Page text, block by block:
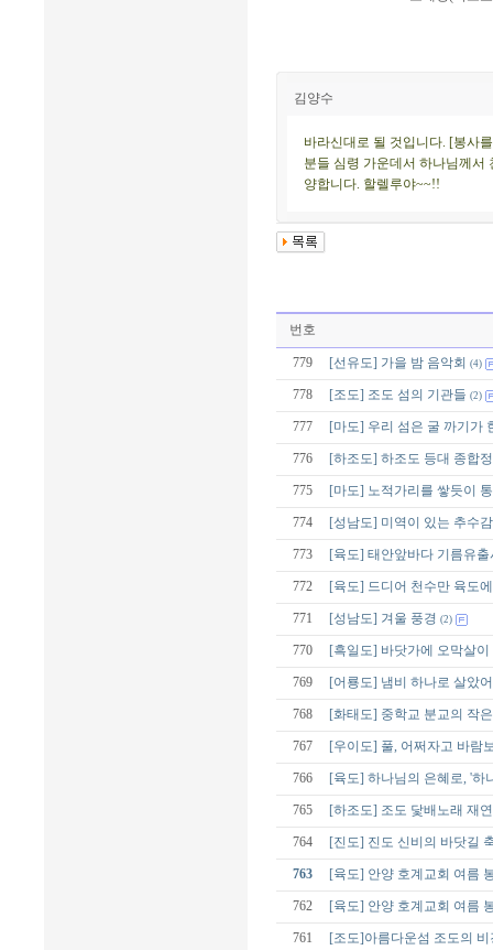
김양수
바라신대로 될 것입니다. [봉사
분들 심령 가운데서 하나님께서
양합니다. 할렐루야~~!!
번호
779 [선유도] 가을 밤 음악회 (4)
778 [조도] 조도 섬의 기관들 (2)
777 [마도] 우리 섬은 굴 까기가
776 [하조도] 하조도 등대 종합
775 [마도] 노적가리를 쌓듯이
774 [성남도] 미역이 있는 추수
773 [육도] 태안앞바다 기름유
772 [육도] 드디어 천수만 육도
771 [성남도] 겨울 풍경 (2)
770 [흑일도] 바닷가에 오막살이
769 [어룡도] 냄비 하나로 살았
768 [화태도] 중학교 분교의 작
767 [우이도] 풀, 어쩌자고 바람
766 [육도] 하나님의 은혜로, '하
765 [하조도] 조도 닻배노래 재
764 [진도] 진도 신비의 바닷길
763 [육도] 안양 호계교회 여름
762 [육도] 안양 호계교회 여름
761 [조도]아름다운섬 조도의 비